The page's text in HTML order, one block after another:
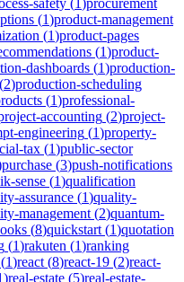
(1)product-management
(1)product-pages
(1)product-
dashboards (1)production-
(2)production-scheduling
(1)professional-
accounting (2)project-
engineering (1)property-
tax (1)public-sector
purchase (3)push-notifications
sense (1)qualification
assurance (1)quality-
management (2)quantum-
(8)quickstart (1)quotation
(1)rakuten (1)ranking
(1)react (8)react-19 (2)react-
)real-estate (5)real-estate-